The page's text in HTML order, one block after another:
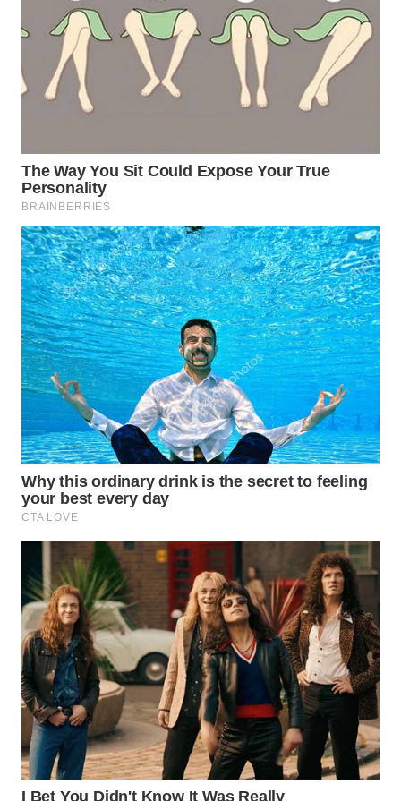
WN
BINTAN
WN
LIKUPANG
WN
LABUANBAJO
WN
BORNEO
Wahana
Media
Group
WAHANA
NEWS
WAHANA
WAHANA
ADVOKAT
WAHANA
INFRASTRUKTUR
WAHANA
KONSUMEN
WAHANA
LISTRIK